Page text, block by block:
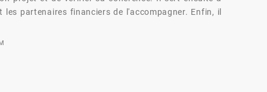
les partenaires financiers de l'accompagner. Enfin, il